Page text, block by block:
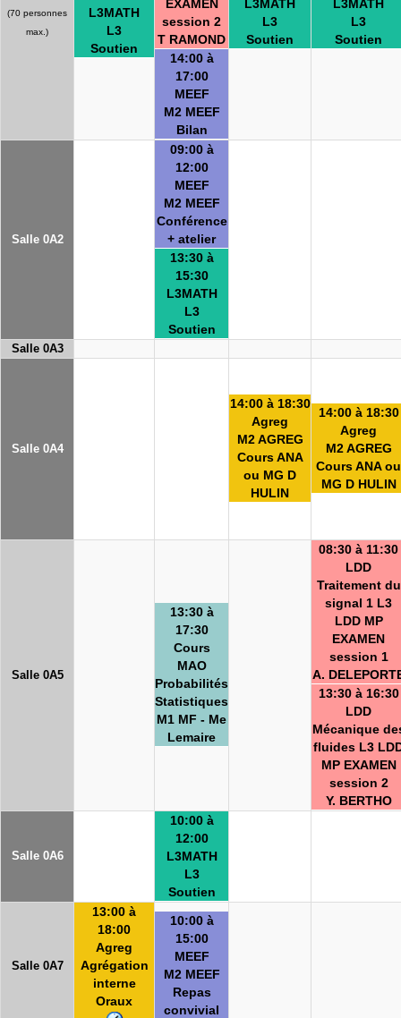
(70 personnes
max.)
L3MATH
L3
Soutien
EXAMEN
session 2
T RAMOND
14:00 à
17:00
MEEF
M2 MEEF
Bilan
L3MATH
L3
Soutien
L3MATH
L3
Soutien
Salle 0A2
09:00 à
12:00
MEEF
M2 MEEF
Conférence
+ atelier
13:30 à
15:30
L3MATH
L3
Soutien
Salle 0A3
Salle 0A4
14:00 à 18:30
Agreg
M2 AGREG
Cours ANA
ou MG D
HULIN
14:00 à 18:30
Agreg
M2 AGREG
Cours ANA ou
MG D HULIN
Salle 0A5
13:30 à
17:30
Cours
MAO
Probabilités
Statistiques
M1 MF - Me
Lemaire
08:30 à 11:30
LDD
Traitement du
signal 1 L3
LDD MP
EXAMEN
session 1
A.
13:30 à 16:30
LDD
Mécanique
fluides L3
MP EXAMEN
session 2
Y. BERTHO
Salle 0A6
10:00 à
12:00
L3MATH
L3
Soutien
Salle 0A7
13:00 à
18:00
Agreg
Agrégation
interne
Oraux
10:00 à
15:00
MEEF
M2 MEEF
Repas
convivial